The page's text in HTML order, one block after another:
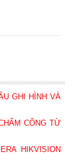
GHI HÌNH VÀ
CÔNG TỪ
HIKVISION